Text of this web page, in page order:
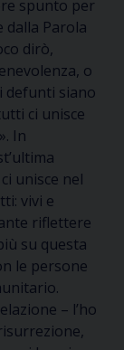
spunto per
dalla Parola
dirò,
o
defunti siano
ci unisce
. In
unisce nel
vivi e
riflettere
su questa
le persone
– l’ho